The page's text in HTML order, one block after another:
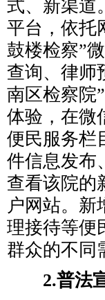
式、新渠道
平台，依托
鼓楼检察”
查询、律师
南区检察院
体验，在微
便民服务栏
件信息发布
查看该院的
户网站。新
理接待等便
群众的不同
2.普法